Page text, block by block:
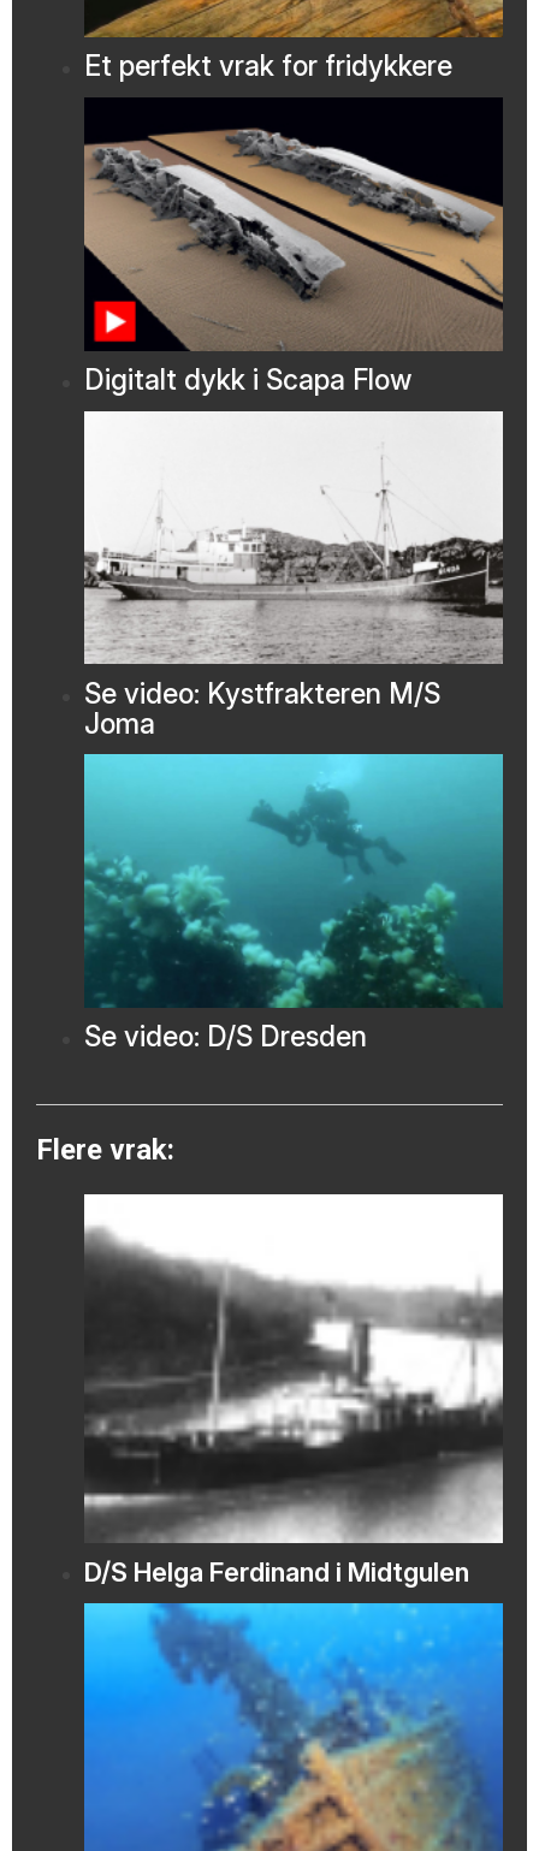
Et perfekt vrak for fridykkere
Digitalt dykk i Scapa Flow
Se video: Kystfrakteren M/S
Joma
Se video: D/S Dresden
Flere vrak:
D/S Helga Ferdinand i Midtgulen